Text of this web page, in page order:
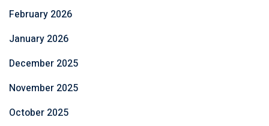
February 2026
January 2026
December 2025
November 2025
October 2025